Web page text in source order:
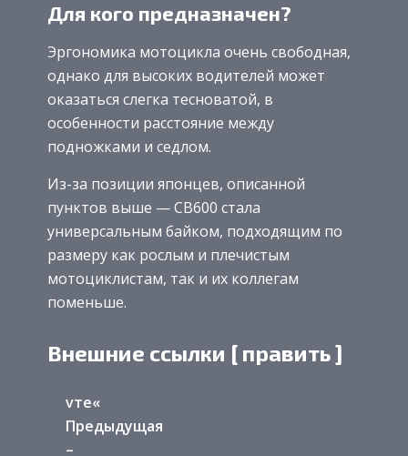
Для кого предназначен?
Эргономика мотоцикла очень свободная,
однако для высоких водителей может
оказаться слегка тесноватой, в
особенности расстояние между
подножками и седлом.
Из-за позиции японцев, описанной
пунктов выше — CB600 стала
универсальным байком, подходящим по
размеру как рослым и плечистым
мотоциклистам, так и их коллегам
поменьше.
Внешние ссылки [ править ]
vте«
Предыдущая
–